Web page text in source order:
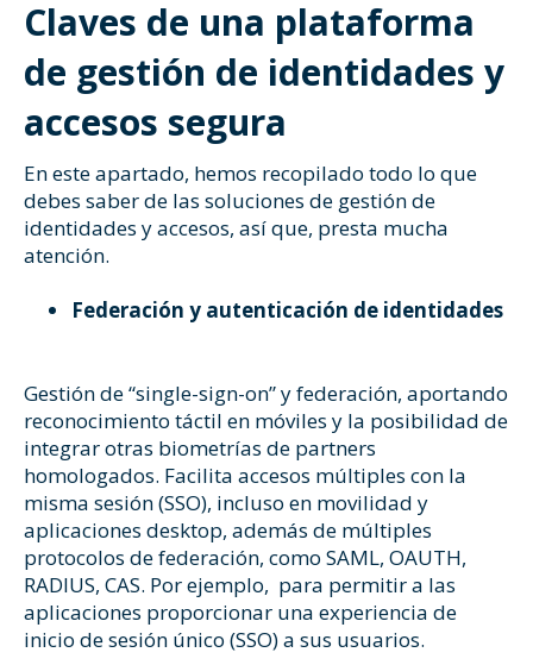
Claves de una plataforma
de gestión de identidades y
accesos segura
En este apartado, hemos recopilado todo lo que
debes saber de las soluciones de gestión de
identidades y accesos, así que, presta mucha
atención.
Federación y autenticación de identidades
Gestión de “single-sign-on” y federación, aportando
reconocimiento táctil en móviles y la posibilidad de
integrar otras biometrías de partners
homologados. Facilita accesos múltiples con la
misma sesión (SSO), incluso en movilidad y
aplicaciones desktop, además de múltiples
protocolos de federación, como SAML, OAUTH,
RADIUS, CAS. Por ejemplo, para permitir a las
aplicaciones proporcionar una experiencia de
inicio de sesión único (SSO) a sus usuarios.